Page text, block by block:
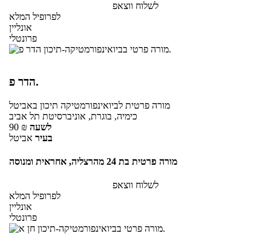
לשלוח ווצאפ
לפרופיל המלא
אונליין
פרונטלי
הדר פ.
מורה פרטית לביואינפורמטיקה תיכון באביטל
כימיה, בוגרת, אוניברסיטת תל אביב
90 ₪ לשעה
בעיר אביטל
מורה פרטית בת 24 מהרצליה, אחראית ומנוסה
לשלוח ווצאפ
לפרופיל המלא
אונליין
פרונטלי